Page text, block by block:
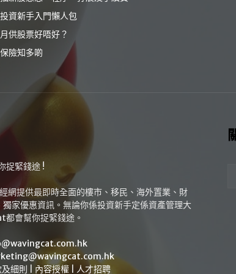
投資新手入門懶人包
月供股票好唔好？
保險知多啲
捉緊錢途 !
網提供最即時全面的樓市、移民、海外置業、財
家優惠資訊。無論你係投資新手定係資產管理大
會幫你捉緊錢途。
細則 內容授權 人才招聘